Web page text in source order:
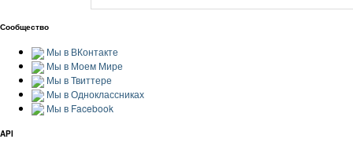
Сообщество
Мы в ВКонтакте
Мы в Моем Мире
Мы в Твиттере
Мы в Одноклассниках
Мы в Facebook
API